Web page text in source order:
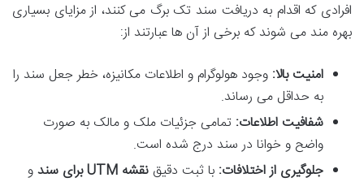
افرادی که اقدام به دریافت سند تک برگ می کنند، از مزایای بسیاری
بهره مند می شوند که برخی از آن ها عبارتند از:
امنیت بالا: وجود هولوگرام و اطلاعات مکانیزه، خطر جعل سند را
به حداقل می رساند.
شفافیت اطلاعات: تمامی جزئیات ملک و مالک به صورت
واضح و خوانا در سند درج شده است.
جلوگیری از اختلافات: با ثبت دقیق نقشه UTM برای سند
و